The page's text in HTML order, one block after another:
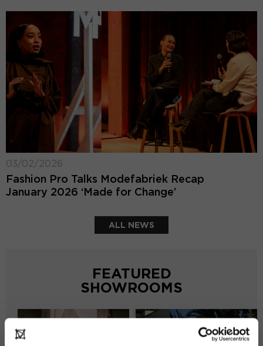
03/02/2026
Fashion Pro Talks Modefabriek Recap
January 2026 ‘Made for Change’
ALL NEWS
FEATURED
SHOWROOMS